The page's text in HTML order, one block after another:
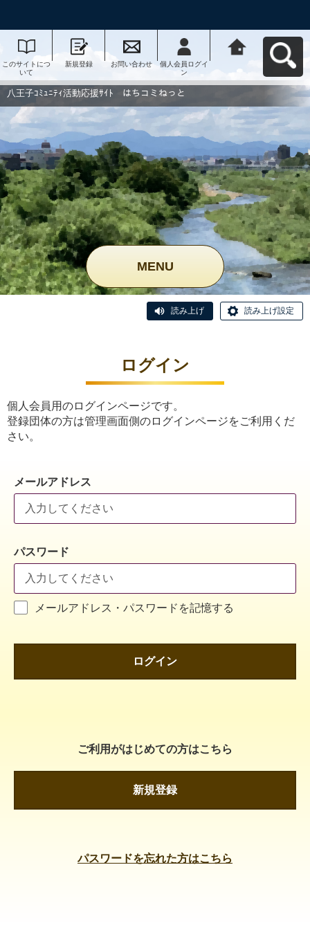
このサイトにつ
いて
新規登録 お問い合わせ
個人会員ログイ
ン
動応援ｻｲﾄ はち
コミねっとへ戻
八王子ｺﾐｭﾆﾃｨ活動応援ｻｲﾄ はちコミねっと
MENU
読み上げ 読み上げ設定
ログイン
個人会員用のログインページです。
登録団体の方は管理画面側のログインページをご利用くだ
さい。
メールアドレス
パスワード
メールアドレス・パスワードを記憶する
ログイン
ご利用がはじめての方はこちら
新規登録
パスワードを忘れた方はこちら